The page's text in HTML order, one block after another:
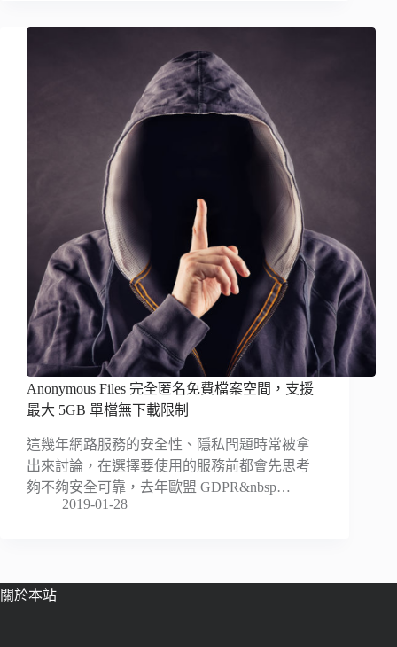
Anonymous Files 完全匿名免費檔案空間，支援
最大 5GB 單檔無下載限制
這幾年網路服務的安全性、隱私問題時常被拿
出來討論，在選擇要使用的服務前都會先思考
夠不夠安全可靠，去年歐盟 GDPR&nbsp…
2019-01-28
關於本站